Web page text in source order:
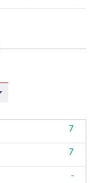
7
7
-